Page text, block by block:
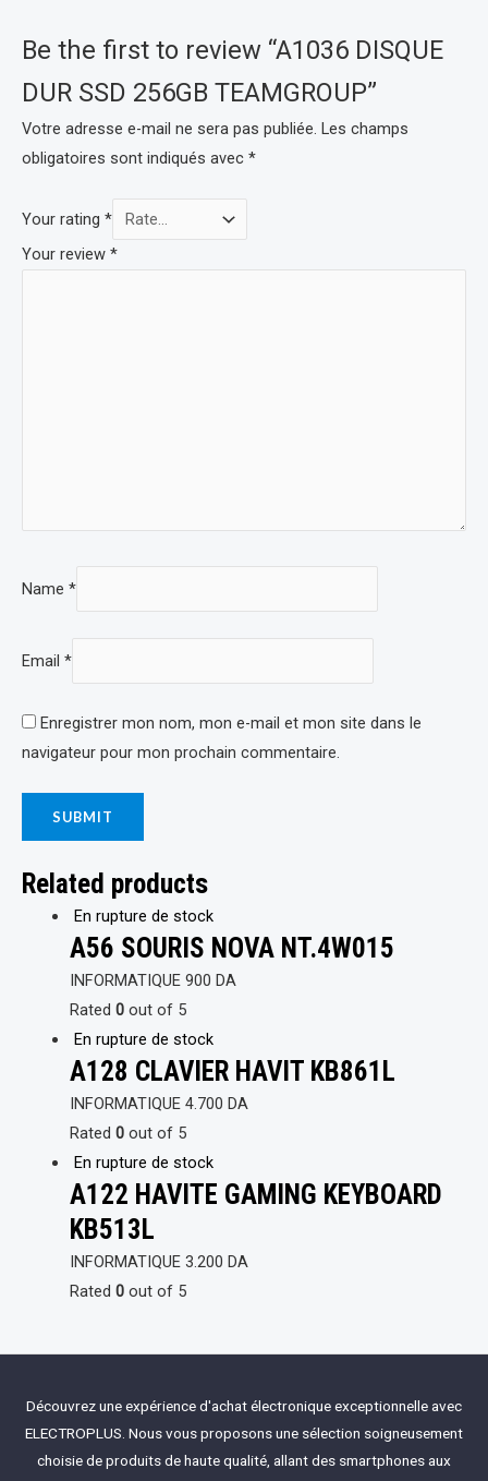
Be the first to review “A1036 DISQUE
DUR SSD 256GB TEAMGROUP”
Votre adresse e-mail ne sera pas publiée. Les champs
obligatoires sont indiqués avec *
Your rating *
Your review *
Name *
Email *
Enregistrer mon nom, mon e-mail et mon site dans le
navigateur pour mon prochain commentaire.
Related products
En rupture de stock
A56 SOURIS NOVA NT.4W015
INFORMATIQUE 900 DA
Rated 0out of 5
En rupture de stock
A128 CLAVIER HAVIT KB861L
INFORMATIQUE 4.700 DA
Rated 0out of 5
En rupture de stock
A122 HAVITE GAMING KEYBOARD
KB513L
INFORMATIQUE 3.200 DA
Rated 0out of 5
Découvrez une expérience d'achat électronique exceptionnelle avec
ELECTROPLUS. Nous vous proposons une sélection soigneusement
choisie de produits de haute qualité, allant des smartphones aux